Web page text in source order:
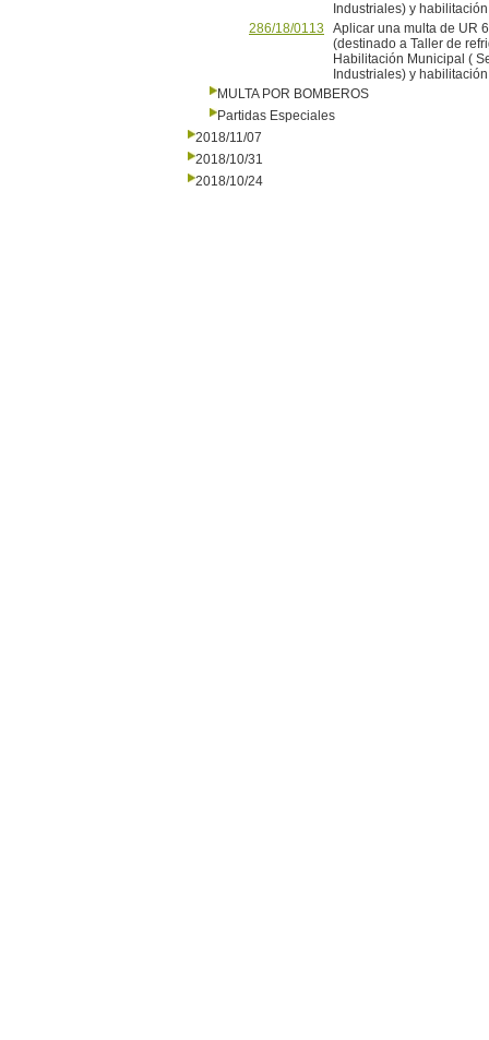
Industriales) y
286/18/0113
Aplicar una multa de UR
(destinado a Taller de
Habilitación Municipal (
Industriales) y
MULTA POR BOMBEROS
Partidas Especiales
2018/11/07
2018/10/31
2018/10/24